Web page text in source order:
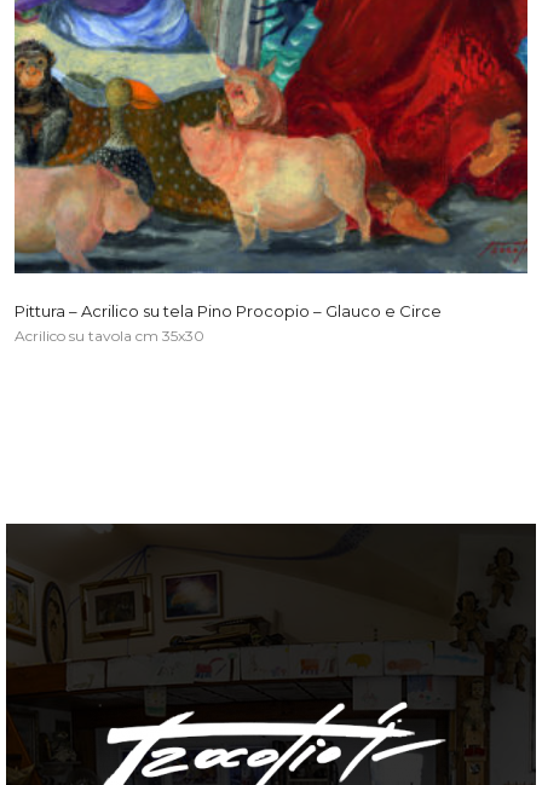
Pittura – Acrilico su tela Pino Procopio – Glauco e Circe
Acrilico su tavola cm 35x30